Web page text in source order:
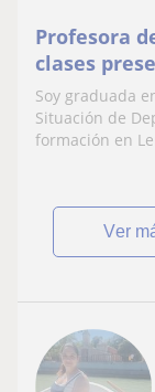
Profesora
clases
Soy graduada
Situación de
formación en
ver